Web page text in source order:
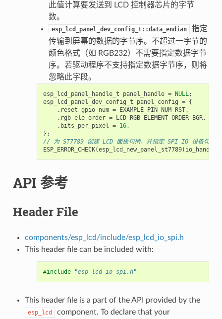
此值计算要发送到 LCD 控制器芯片的字节
数。
esp_lcd_panel_dev_config_t::data_endian
指定
传输到屏幕的数据的字节序。不超过一字节的
颜色格式（如 RGB232）不需要指定数据字节
序。若驱动程序不支持指定数据字节序，则将
忽略此字段。
esp_lcd_panel_handle_t panel_handle = NULL;
esp_lcd_panel_dev_config_t
panel_config = {
. reset_gpio_num = EXAMPLE_PIN_NUM_RST,
. rgb_ele_order = LCD_RGB_ELEMENT_ORDER_BGR,
. bits_per_pixel = 16,
};
// 为 ST7789 创建 LCD 面板句柄，并指定 SPI IO 设备句柄
ESP_ERROR_CHECK(esp_lcd_new_panel_st7789( io_handle
API 参考
Header File
components/esp_lcd/include/esp_lcd_io_spi.h
This header file can be included with:
#include "esp_lcd_io_spi.h"
This header file is a part of the API provided by the
esp_lcd component. To declare that your